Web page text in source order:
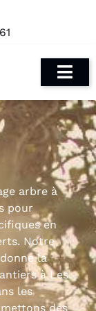
arbre à
pour
en
Notre
la
à Les
les
des